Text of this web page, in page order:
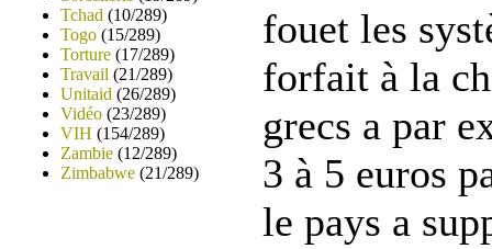
Tchad (10/289)
Togo (15/289)
Torture (17/289)
Travail (21/289)
Unitaid (26/289)
Vidéo (23/289)
VIH (154/289)
Zambie (12/289)
Zimbabwe (21/289)
fouet les
forfait à la
grecs a par
3 à 5 euros
le pays a